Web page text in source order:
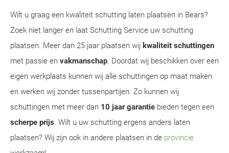
Wilt u graag een kwaliteit schutting laten plaatsen in Bears?
Zoek niet langer en laat Schutting Service uw schutting
plaatsen. Meer dan 25 jaar plaatsen wij kwaliteit schuttingen
met passie en vakmanschap. Doordat wij beschikken over een
eigen werkplaats kunnen wij alle schuttingen op maat maken
en werken wij zonder tussenpartijen. Zo kunnen wij
schuttingen met meer dan 10 jaar garantie bieden tegen een
scherpe prijs. Wilt u uw schutting ergens anders laten
plaatsen? Wij zijn ook in andere plaatsen in de provincie